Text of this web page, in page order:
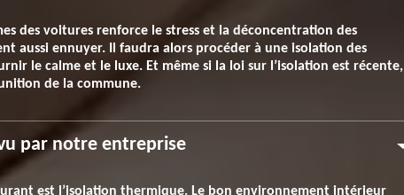
des voitures renforce le stress et la déconcentration des
aussi ennuyer. Il faudra alors procéder à une isolation des
le calme et le luxe. Et même si la loi sur l’isolation est récente,
de la commune.
par notre entreprise
est l’isolation thermique. Le bon environnement intérieur